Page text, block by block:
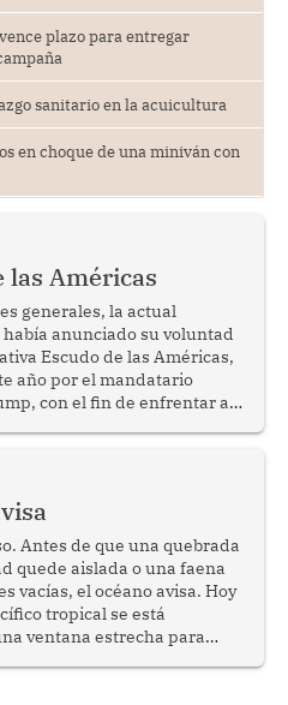
plazo para entregar
sanitario en la acuicultura
en choque de una miniván con
las Américas
generales, la actual
anunciado su voluntad
Escudo de las Américas,
año por el mandatario
con el fin de enfrentar al
Antes de que una quebrada
quede aislada o una faena
vacías, el océano avisa. Hoy
tropical se está
ventana estrecha para